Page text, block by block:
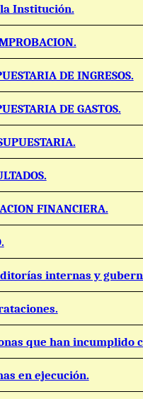
Institución.
DE INGRESOS.
DE GASTOS.
FINANCIERA.
internas y
que han incumplido
en ejecución.